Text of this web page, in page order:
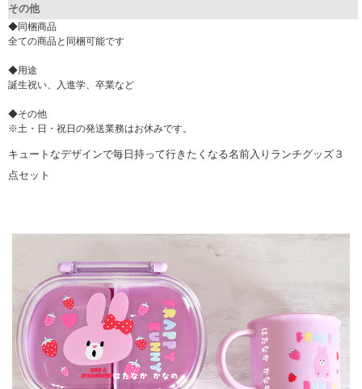
その他
◆同梱商品
全ての商品と同梱可能です
◆用途
誕生祝い、入進学、卒業など
◆その他
※土・日・祝日の発送業務はお休みです。
キュートなデザインで毎日持って行きたくなる名前入りランチグッズ３
点セット